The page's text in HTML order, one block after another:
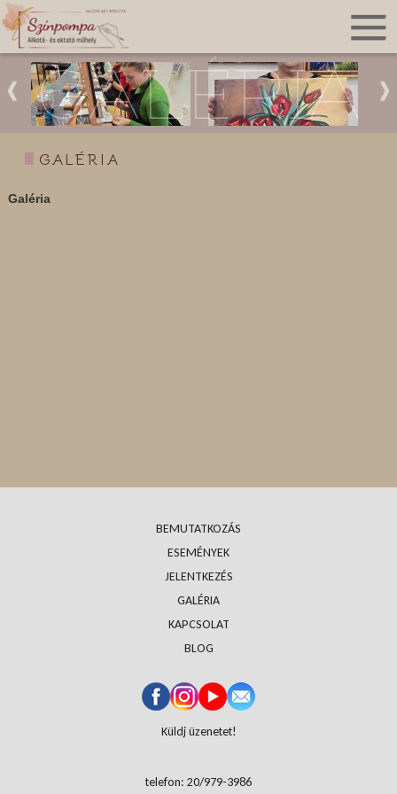
GALÉRIA
GALÉRIA
Galéria
BEMUTATKOZÁS
ESEMÉNYEK
JELENTKEZÉS
GALÉRIA
KAPCSOLAT
BLOG
Küldj üzenetet!
telefon: 20/979-3986